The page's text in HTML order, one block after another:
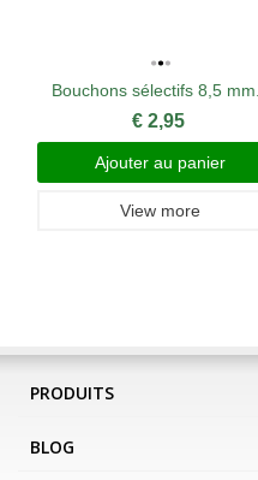
Bouchons sélectifs 8,5
€ 2,95
Ajouter au panier
View more
PRODUITS
BLOG